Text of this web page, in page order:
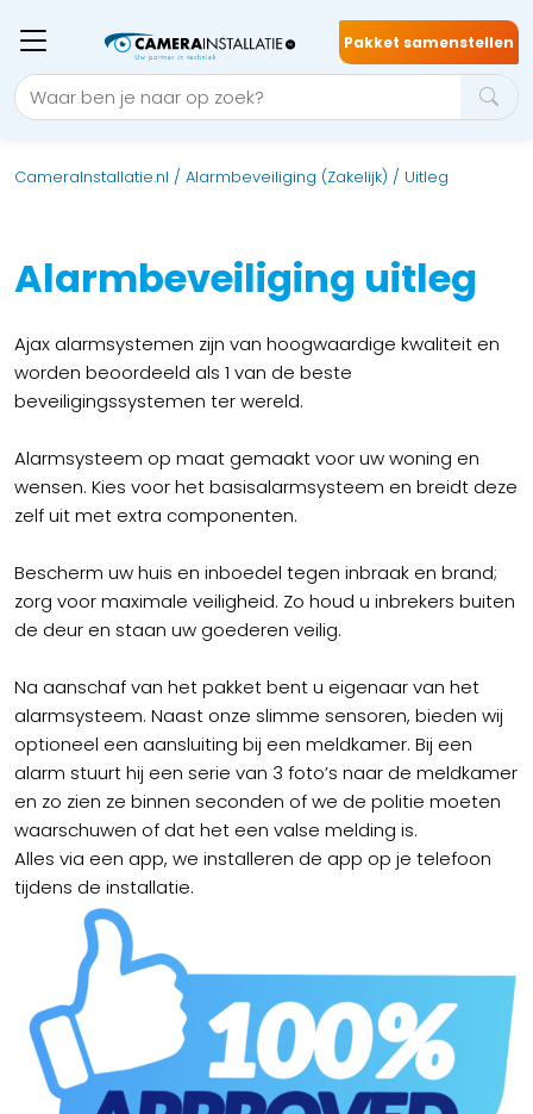
Pakket samenstellen
CameraInstallatie.nl / Alarmbeveiliging (Zakelijk) / Uitleg
Alarmbeveiliging uitleg
Ajax alarmsystemen zijn van hoogwaardige kwaliteit en
worden beoordeeld als 1 van de beste
beveiligingssystemen ter wereld.
Alarmsysteem op maat gemaakt voor uw woning en
wensen. Kies voor het basisalarmsysteem en breidt deze
zelf uit met extra componenten.
Bescherm uw huis en inboedel tegen inbraak en brand;
zorg voor maximale veiligheid. Zo houd u inbrekers buiten
de deur en staan uw goederen veilig.
Na aanschaf van het pakket bent u eigenaar van het
alarmsysteem. Naast onze slimme sensoren, bieden wij
optioneel een aansluiting bij een meldkamer. Bij een
alarm stuurt hij een serie van 3 foto’s naar de meldkamer
en zo zien ze binnen seconden of we de politie moeten
waarschuwen of dat het een valse melding is.
Alles via een app, we installeren de app op je telefoon
tijdens de installatie.